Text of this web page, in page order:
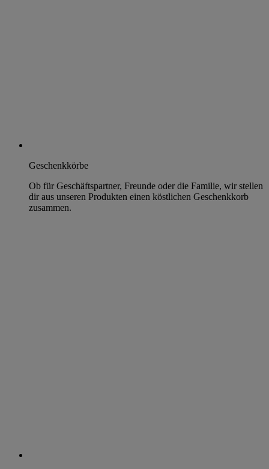
Geschenkkörbe
Ob für Geschäftspartner, Freunde oder die Familie, wir stellen
dir aus unseren Produkten einen köstlichen Geschenkkorb
zusammen.